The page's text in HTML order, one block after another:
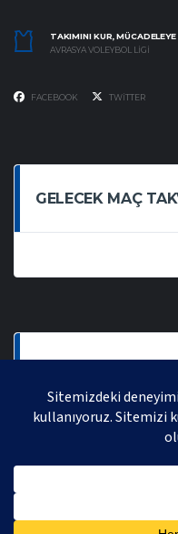
TAKIMINI KUR, MÜCADELEYE
AVRASYA VOLEYBOL LIGI
FACEBOOK TWITTER
GELECEK MAÇ
AVRASYA VOLEYBOL LIGI 2021 |